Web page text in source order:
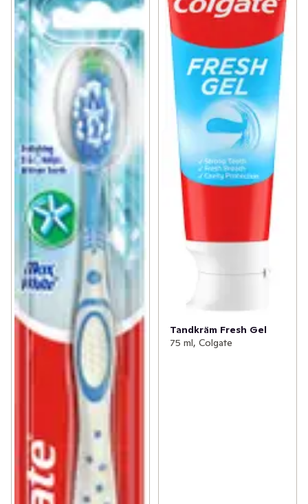
Tandkräm Fresh Gel
75 ml, Colgate